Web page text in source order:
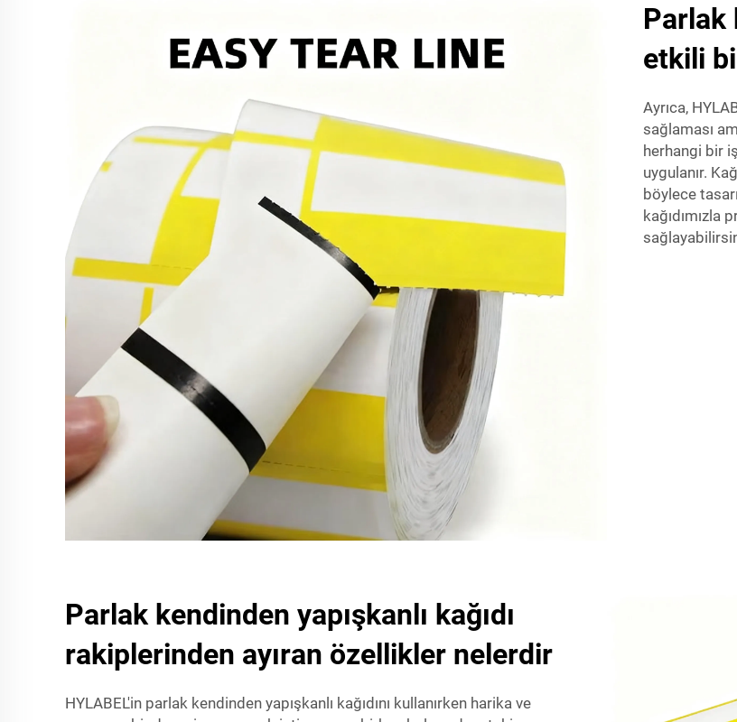
Parlak
etkili
Ayrıca,
sağlaması
herhangi bir
uygulanır.
böylece
kağıdımızla
Parlak kendinden yapışkanlı kağıdı
rakiplerinden ayıran özellikler nelerdir
HYLABEL'in parlak kendinden yapışkanlı kağıdını kullanırken harika ve